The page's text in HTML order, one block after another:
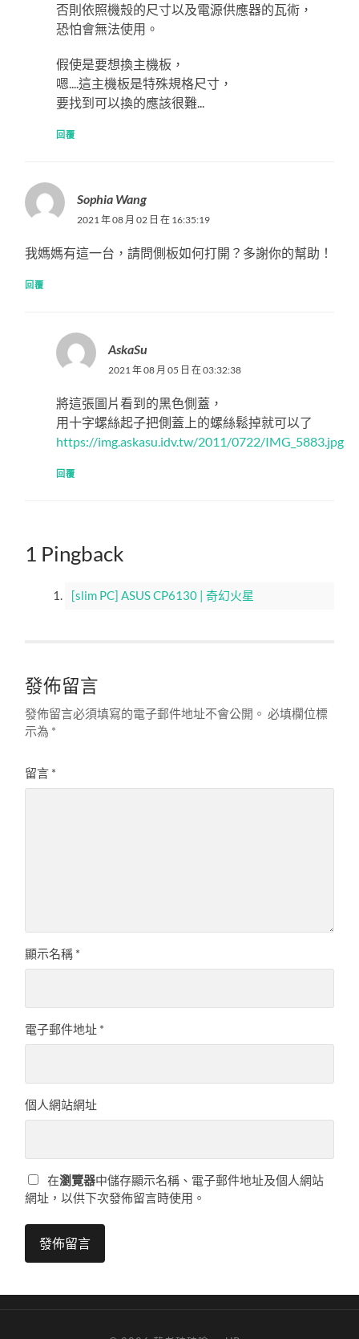
否則依照機殼的尺寸以及電源供應器的瓦術，
恐怕會無法使用。
假使是要想換主機板，
嗯....這主機板是特殊規格尺寸，
要找到可以換的應該很難...
回覆
Sophia Wang
2021 年 08 月 02 日 在 16:35:19
我媽媽有這一台，請問側板如何打開？多謝你的幫助！
回覆
AskaSu
2021 年 08 月 05 日 在 03:32:38
將這張圖片看到的黑色側蓋，
用十字螺絲起子把側蓋上的螺絲鬆掉就可以了
https://img.askasu.idv.tw/2011/0722/IMG_5883.jpg
回覆
1 Pingback
[slim PC] ASUS CP6130 | 奇幻火星
發佈留言
發佈留言必須填寫的電子郵件地址不會公開。 必填欄位標
示為 *
留言 *
顯示名稱 *
電子郵件地址 *
個人網站網址
在瀏覽器中儲存顯示名稱、電子郵件地址及個人網站
網址，以供下次發佈留言時使用。